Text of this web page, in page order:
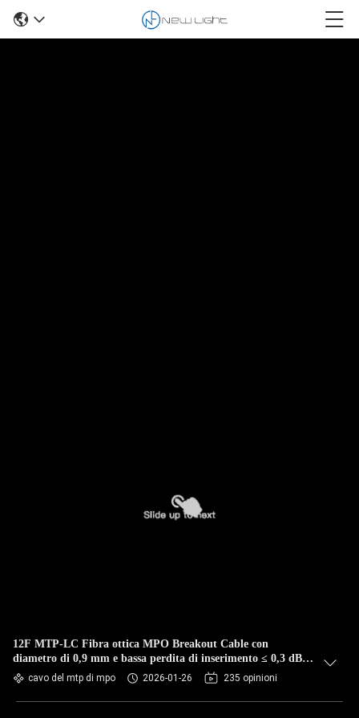
12F MTP-LC Fibra ottica MPO Breakout Cable con
diametro di 0,9 mm e bassa perdita di inserimento ≤ 0,3 dB
per applicazioni di lunghezza personalizzabile
cavo del mtp di mpo 2026-01-26 235 opinioni